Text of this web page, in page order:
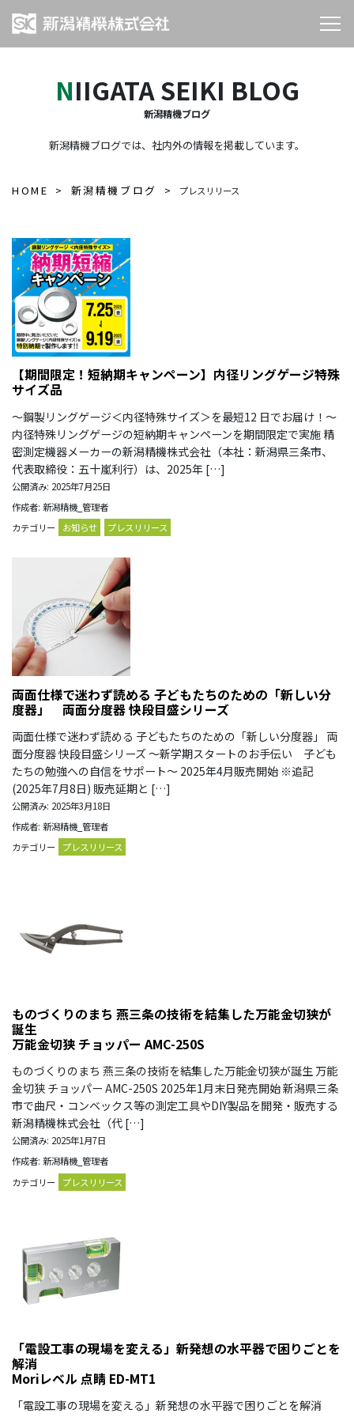
NIIGATA SEIKI BLOG
新潟精機ブログ
新潟精機ブログでは、社内外の情報を掲載しています。
HOME 新潟精機ブログ プレスリリース
【期間限定！短納期キャンペーン】内径リングゲージ特殊
サイズ品
～鋼製リングゲージ＜内径特殊サイズ＞を最短12 日でお届け！～
内径特殊リングゲージの短納期キャンペーンを期間限定で実施 精
密測定機器メーカーの新潟精機株式会社（本社：新潟県三条市、
代表取締役：五十嵐利行）は、2025年 […]
公開済み: 2025年7月25日
作成者: 新潟精機_管理者
カテゴリー
お知らせ プレスリリース
両面仕様で迷わず読める 子どもたちのための「新しい分
度器」 両面分度器 快段目盛シリーズ
両面仕様で迷わず読める 子どもたちのための「新しい分度器」 両
面分度器 快段目盛シリーズ ～新学期スタートのお手伝い 子ども
たちの勉強への自信をサポート～ 2025年4月販売開始 ※追記
(2025年7月8日) 販売延期と […]
公開済み: 2025年3月18日
作成者: 新潟精機_管理者
カテゴリー
プレスリリース
ものづくりのまち 燕三条の技術を結集した万能金切狭が
誕生
万能金切狭 チョッパー AMC-250S
ものづくりのまち 燕三条の技術を結集した万能金切狭が誕生 万能
金切狭 チョッパー AMC-250S 2025年1月末日発売開始 新潟県三条
市で曲尺・コンベックス等の測定工具やDIY製品を開発・販売する
新潟精機株式会社（代 […]
公開済み: 2025年1月7日
作成者: 新潟精機_管理者
カテゴリー
プレスリリース
「電設工事の現場を変える」新発想の水平器で困りごとを
解消
Moriレベル 点睛 ED-MT1
「電設工事の現場を変える」新発想の水平器で困りごとを解消